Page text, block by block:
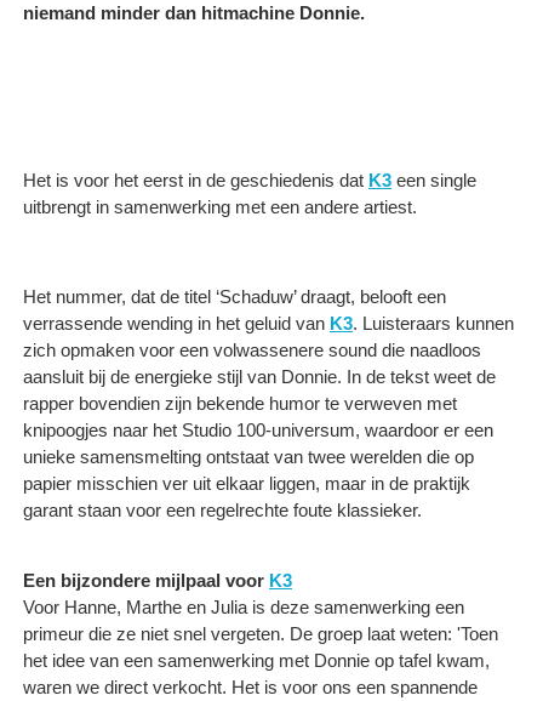
niemand minder dan hitmachine Donnie.
Het is voor het eerst in de geschiedenis dat K3 een single
uitbrengt in samenwerking met een andere artiest.
Het nummer, dat de titel ‘Schaduw’ draagt, belooft een
verrassende wending in het geluid van K3. Luisteraars kunnen
zich opmaken voor een volwassenere sound die naadloos
aansluit bij de energieke stijl van Donnie. In de tekst weet de
rapper bovendien zijn bekende humor te verweven met
knipoogjes naar het Studio 100-universum, waardoor er een
unieke samensmelting ontstaat van twee werelden die op
papier misschien ver uit elkaar liggen, maar in de praktijk
garant staan voor een regelrechte foute klassieker.
Een bijzondere mijlpaal voor K3
Voor Hanne, Marthe en Julia is deze samenwerking een
primeur die ze niet snel vergeten. De groep laat weten: 'Toen
het idee van een samenwerking met Donnie op tafel kwam,
waren we direct verkocht. Het is voor ons een spannende